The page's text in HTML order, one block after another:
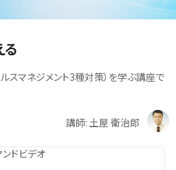
る
スマネジメント3種対策）を学ぶ講座で
講師: 土屋 衛治郎
ドビデオ